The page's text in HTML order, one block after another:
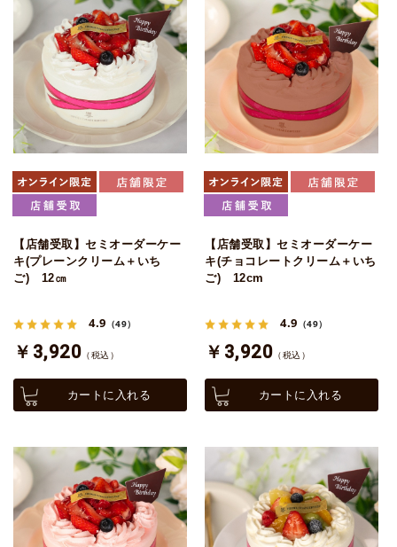
【店舗受取】セミオーダーケー
キ(プレーンクリーム＋いち
ご) 12㎝
4.9 （49）
￥3,920 （税込）
カートに入れる
【店舗受取】セミオーダーケー
キ(チョコレートクリーム＋いち
ご) 12cm
4.9 （49）
￥3,920 （税込）
カートに入れる